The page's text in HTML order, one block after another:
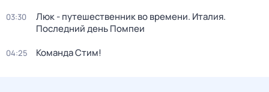
03:30
Люк - путешественник во времени. Италия.
Последний день Помпеи
04:25 Команда Стим!